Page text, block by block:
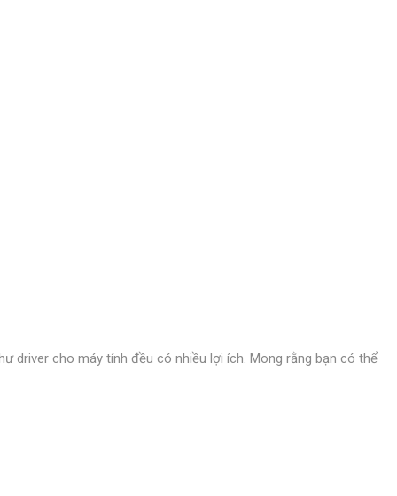
driver cho máy tính đều có nhiều lợi ích. Mong rằng bạn có thể